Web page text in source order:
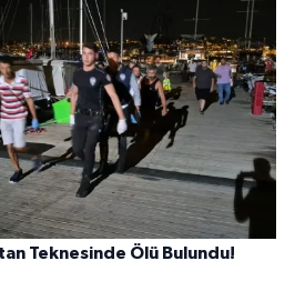
Teknesinde Ölü Bulundu!